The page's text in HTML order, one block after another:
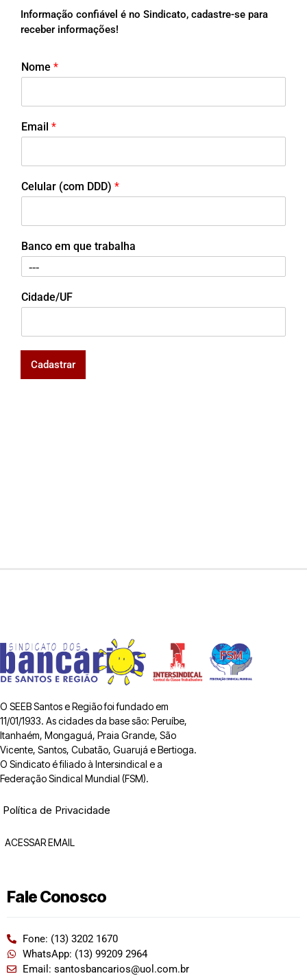
Informação confiável é no Sindicato, cadastre-se para
receber informações!
Nome *
Email *
Celular (com DDD) *
Banco em que trabalha
Cidade/UF
Cadastrar
O SEEB Santos e Região foi fundado em
11/01/1933. As cidades da base são: Peruíbe,
Itanhaém, Mongaguá, Praia Grande, São
Vicente, Santos, Cubatão, Guarujá e Bertioga.
O Sindicato é filiado à Intersindical e a
Federação Sindical Mundial (FSM).
Política de Privacidade
ACESSAR EMAIL
Fale Conosco
Fone: (13) 3202 1670
WhatsApp: (13) 99209 2964
Email: santosbancarios@uol.com.br